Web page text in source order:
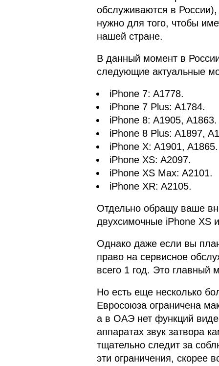
обслуживаются в
нужно для того, чтобы
нашей стране.
В данный момент в
следующие актуальные
iPhone 7: A1778.
iPhone 7 Plus: A1784.
iPhone 8: A1905, A1863.
iPhone 8 Plus: A1897,
iPhone X: A1901, A1865.
iPhone XS: A2097.
iPhone XS Max: A2101.
iPhone XR: A2105.
Отдельно обращу ваше
двухсимочные iPhone XS
Однако даже если вы
право на сервисное
всего 1 год. Это главный
Но есть еще несколько
Евросоюза ограничена
а в ОАЭ нет функций
аппаратах звук затвора
тщательно следит за
эти ограничения, скорее